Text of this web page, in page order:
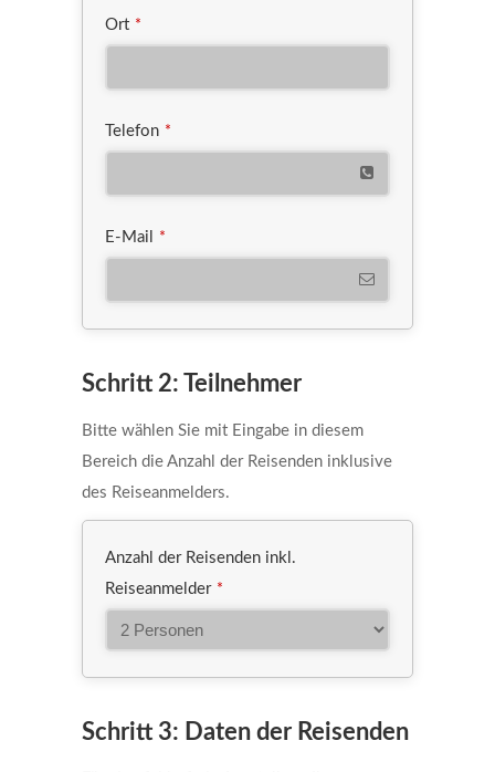
Ort *
Telefon *
E-Mail *
Schritt 2: Teilnehmer
Bitte wählen Sie mit Eingabe in diesem
Bereich die Anzahl der Reisenden inklusive
des Reiseanmelders.
Anzahl der Reisenden inkl.
Reiseanmelder *
Schritt 3: Daten der Reisenden